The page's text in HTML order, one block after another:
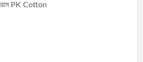
PK Cotton